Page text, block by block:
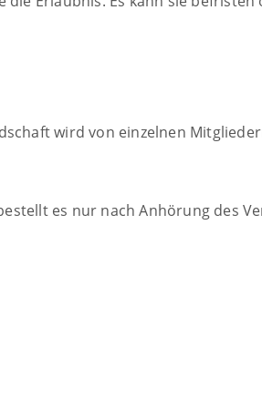
wird von einzelnen
es nur nach Anhörung des